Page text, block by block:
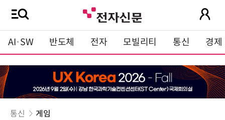
AI·SW 반도체 전자 모빌리티 통신 경제
통신 게임